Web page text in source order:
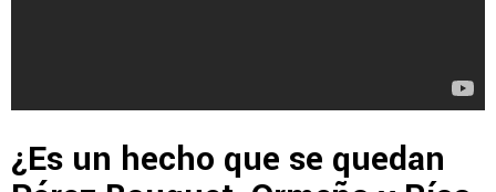
¿Es un hecho que se quedan